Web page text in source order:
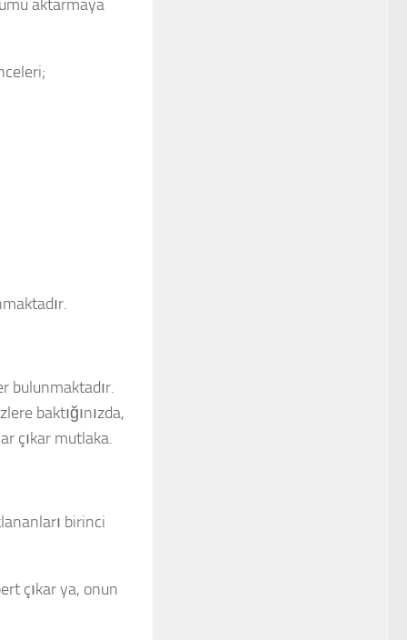
aktarmaya
bulunmaktadır.
baktığınızda,
çıkar mutlaka.
birinci
çıkar ya, onun